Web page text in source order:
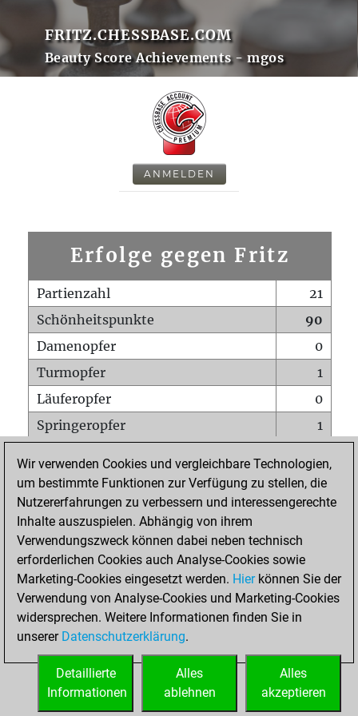
FRITZ.CHESSBASE.COM
Beauty Score Achievements - mgos
ANMELDEN
Erfolge gegen Fritz
Partienzahl
21
Schönheitspunkte
90
Damenopfer
0
Turmopfer
1
Läuferopfer
0
Springeropfer
1
Matt auf vollem Brett
0
Bauer setzt Matt
0
Erstickte Matts
Unterverwandlungen
Türme auf der siebten
0
STARTSEITE
Wir verwenden Cookies und vergleichbare Technologien,
um bestimmte Funktionen zur Verfügung zu stellen, die
Nutzererfahrungen zu verbessern und interessengerechte
Inhalte auszuspielen. Abhängig von ihrem
Verwendungszweck können dabei neben technisch
erforderlichen Cookies auch Analyse-Cookies sowie
Marketing-Cookies eingesetzt werden. Hierkönnen Sie der
Verwendung von Analyse-Cookies und Marketing-Cookies
widersprechen. Weitere Informationen finden Sie in
unserer Datenschutzerklärung.
Alles
akzeptieren
Alles
ablehnen
Detaillierte
Informationen